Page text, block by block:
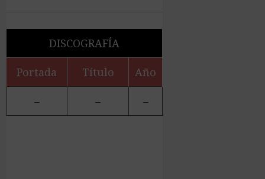
DISCOGRAFÍA
Portada Título Año
– – –